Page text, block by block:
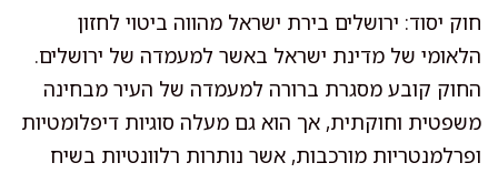
חוק יסוד: ירושלים בירת ישראל מהווה ביטוי לחזון
הלאומי של מדינת ישראל באשר למעמדה של ירושלים.
החוק קובע מסגרת ברורה למעמדה של העיר מבחינה
משפטית וחוקתית, אך הוא גם מעלה סוגיות דיפלומטיות
ופרלמנטריות מורכבות, אשר נותרות רלוונטיות בשיח